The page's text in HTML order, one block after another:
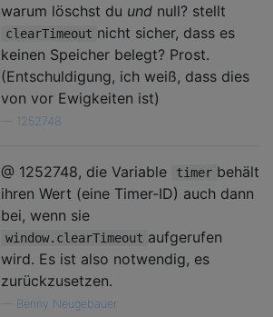
warum löschst du und null? stellt
clearTimeout nicht sicher, dass es
keinen Speicher belegt? Prost.
(Entschuldigung, ich weiß, dass dies
von vor Ewigkeiten ist)
1252748
@ 1252748, die Variable timer behält
ihren Wert (eine Timer-ID) auch dann
bei, wenn sie
window.clearTimeout aufgerufen
wird. Es ist also notwendig, es
zurückzusetzen.
Benny Neugebauer